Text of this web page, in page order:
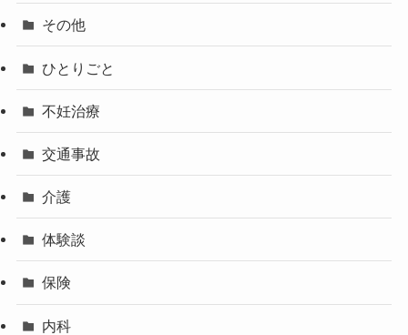
その他
ひとりごと
不妊治療
交通事故
介護
体験談
保険
内科